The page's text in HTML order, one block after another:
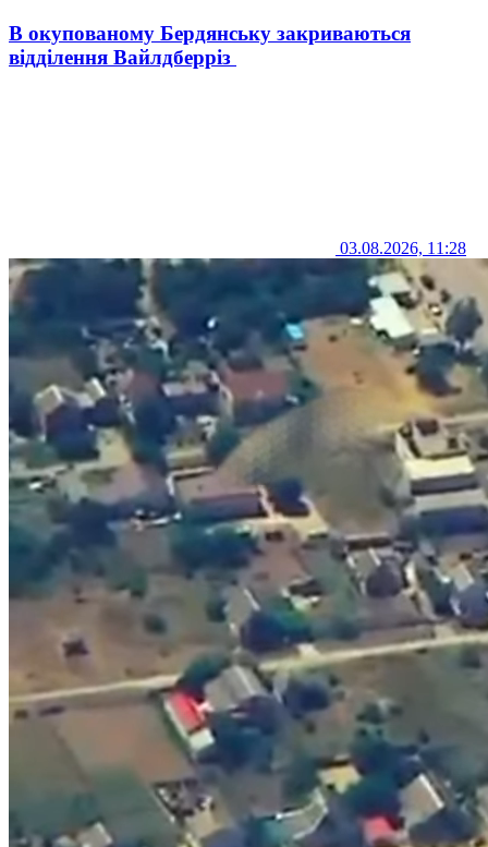
В окупованому Бердянську закриваються
відділення Вайлдберріз
03.08.2026, 11:28